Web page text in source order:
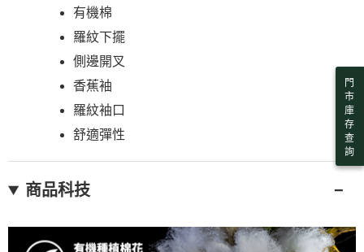
請求用戶進行身份認證。
恩沛科技股份有限公司將有權停止該用戶之使用額度並採取法律行動。
有機棉
羅紋下擺
側邊開叉
香蕉袖
羅紋袖口
舒適彈性
商品科技
門
市
庫
存
查
詢